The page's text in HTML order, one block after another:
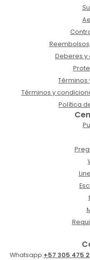
Deberes
Términos
Términos y
Política
Whatsapp:+57 305 475